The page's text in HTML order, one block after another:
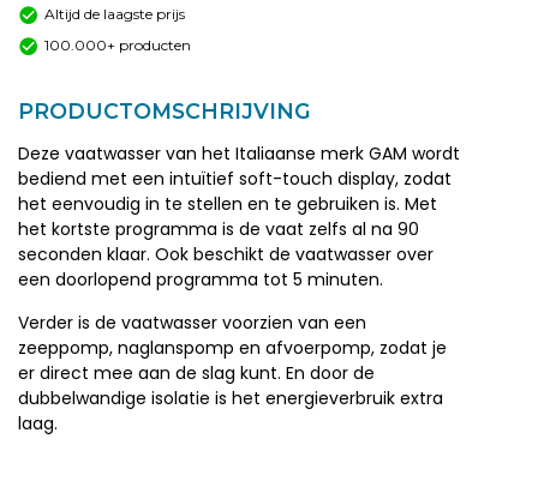
Altijd de laagste prijs
100.000+ producten
PRODUCTOMSCHRIJVING
Deze vaatwasser van het Italiaanse merk GAM wordt
bediend met een intuïtief soft-touch display, zodat
het eenvoudig in te stellen en te gebruiken is. Met
het kortste programma is de vaat zelfs al na 90
seconden klaar. Ook beschikt de vaatwasser over
een doorlopend programma tot 5 minuten.
Verder is de vaatwasser voorzien van een
zeeppomp, naglanspomp en afvoerpomp, zodat je
er direct mee aan de slag kunt. En door de
dubbelwandige isolatie is het energieverbruik extra
laag.